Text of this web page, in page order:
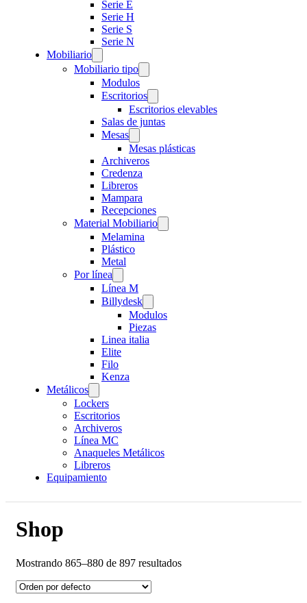
Serie E
Serie H
Serie S
Serie N
Mobiliario
Mobiliario tipo
Modulos
Escritorios
Escritorios elevables
Salas de juntas
Mesas
Mesas plásticas
Archiveros
Credenza
Libreros
Mampara
Recepciones
Material Mobiliario
Melamina
Plástico
Metal
Por línea
Línea M
Billydesk
Modulos
Piezas
Linea italia
Elite
Filo
Kenza
Metálicos
Lockers
Escritorios
Archiveros
Línea MC
Anaqueles Metálicos
Libreros
Equipamiento
Shop
Mostrando 865–880 de 897 resultados